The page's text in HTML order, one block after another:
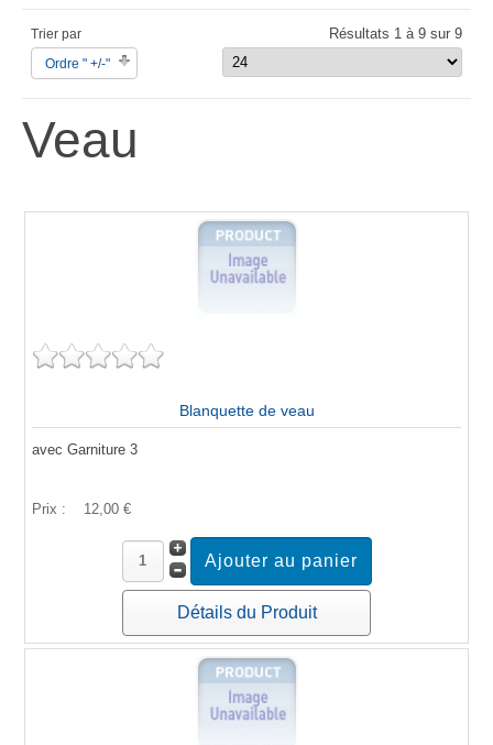
Trier par
Ordre " +/-"
Résultats 1 à 9 sur 9
Veau
Blanquette de veau
avec Garniture 3
Prix : 12,00 €
Détails du Produit